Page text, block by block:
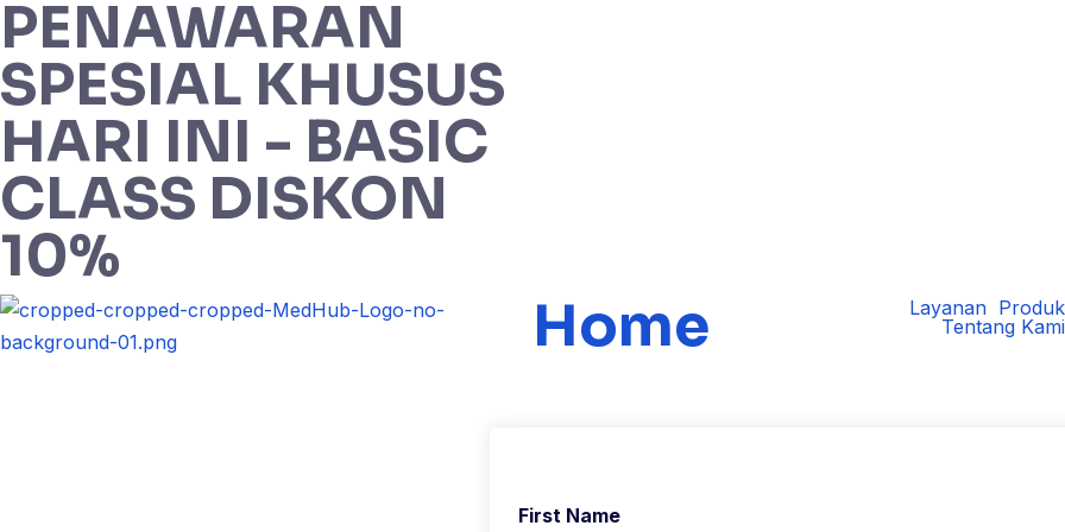
PENAWARAN
SPESIAL KHUSUS
HARI INI - BASIC
CLASS DISKON
10%
Home Layanan Produk
Tentang Kami
First Name